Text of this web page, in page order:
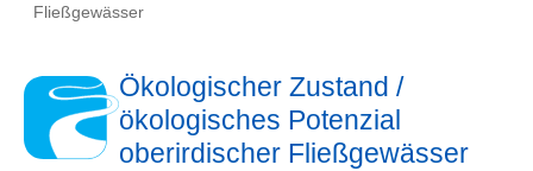
Fließgewässer
Ökologischer Zustand /
ökologisches Potenzial
oberirdischer Fließgewässer